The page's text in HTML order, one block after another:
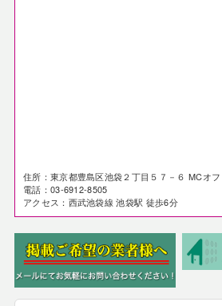
住所：東京都豊島区池袋２丁目５７－６ MCオ
電話：03-6912-8505
アクセス：西武池袋線 池袋駅 徒歩6分